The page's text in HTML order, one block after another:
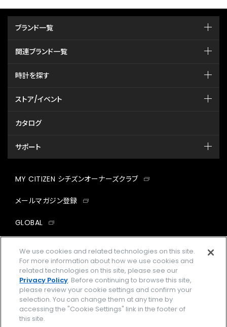
ブランド一覧
関連ブランド一覧
時計を探す
ストア/イベント
カタログ
サポート
MY CITIZEN シチズンオーナーズクラブ
メールマガジン登録
GLOBAL
facebookinstagramtwitter
企業情報 ご利用規約
プライバシーポリシー Cookies Settings
We use cookies and related technologies on this site.
For more information about how we use cookies and
related technologies on this site, please see our
Privacy Policy. Before continuing to browse this site,
please review your cookie settings and confirm your
selection. You can change them at any time by
accessing the "Cookie Settings" link in the footer of
this site.